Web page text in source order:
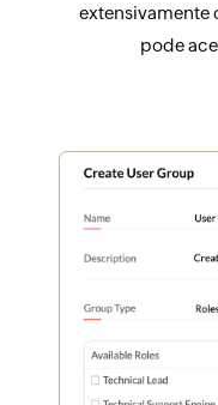
extensivamente
pode